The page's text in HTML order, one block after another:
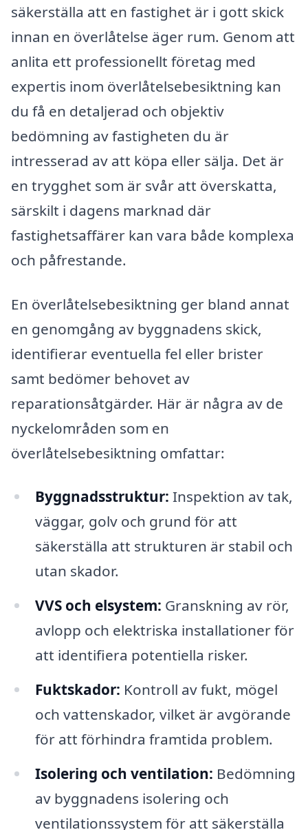
säkerställa att en fastighet är i gott skick
innan en överlåtelse äger rum. Genom att
anlita ett professionellt företag med
expertis inom överlåtelsebesiktning kan
du få en detaljerad och objektiv
bedömning av fastigheten du är
intresserad av att köpa eller sälja. Det är
en trygghet som är svår att överskatta,
särskilt i dagens marknad där
fastighetsaffärer kan vara både komplexa
och påfrestande.
En överlåtelsebesiktning ger bland annat
en genomgång av byggnadens skick,
identifierar eventuella fel eller brister
samt bedömer behovet av
reparationsåtgärder. Här är några av de
nyckelområden som en
överlåtelsebesiktning omfattar:
Byggnadsstruktur: Inspektion av tak,
väggar, golv och grund för att
säkerställa att strukturen är stabil och
utan skador.
VVS och elsystem: Granskning av rör,
avlopp och elektriska installationer för
att identifiera potentiella risker.
Fuktskador: Kontroll av fukt, mögel
och vattenskador, vilket är avgörande
för att förhindra framtida problem.
Isolering och ventilation: Bedömning
av byggnadens isolering och
ventilationssystem för att säkerställa